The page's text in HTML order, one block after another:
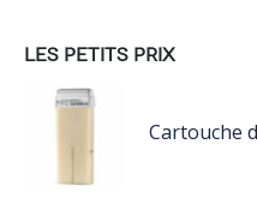
LES PETITS PRIX